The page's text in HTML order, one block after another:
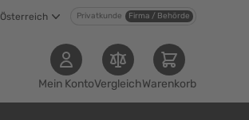
Österreich Privatkunde Firma / Behörde
Mein KontoVergleichWarenkorb